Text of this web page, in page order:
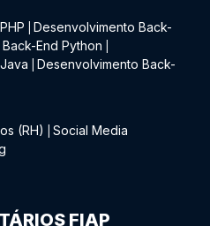
Desenvolvimento Back-
End Python
Desenvolvimento Back-
(RH)
Social Media
FIAP